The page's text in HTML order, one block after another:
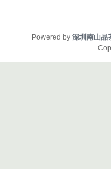
Powered by 深圳南山品